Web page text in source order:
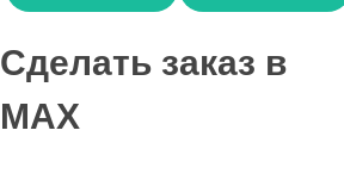
Сделать заказ в
MAX